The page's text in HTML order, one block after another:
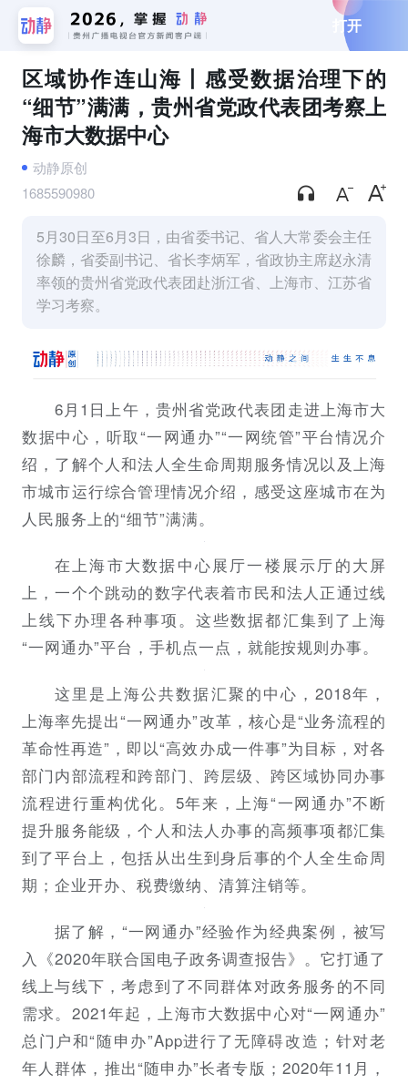
打开
区域协作连山海丨感受数据治理下的
“细节”满满，贵州省党政代表团考察上
海市大数据中心
动静原创
1685590980
5月30日至6月3日，由省委书记、省人大常委会主任
徐麟，省委副书记、省长李炳军，省政协主席赵永清
率领的贵州省党政代表团赴浙江省、上海市、江苏省
学习考察。
6月1日上午，贵州省党政代表团走进上海市大
数据中心，听取“一网通办”“一网统管”平台情况介
绍，了解个人和法人全生命周期服务情况以及上海
市城市运行综合管理情况介绍，感受这座城市在为
人民服务上的“细节”满满。
在上海市大数据中心展厅一楼展示厅的大屏
上，一个个跳动的数字代表着市民和法人正通过线
上线下办理各种事项。这些数据都汇集到了上海
“一网通办”平台，手机点一点，就能按规则办事。
这里是上海公共数据汇聚的中心，2018年，
上海率先提出“一网通办”改革，核心是“业务流程的
革命性再造”，即以“高效办成一件事”为目标，对各
部门内部流程和跨部门、跨层级、跨区域协同办事
流程进行重构优化。5年来，上海“一网通办”不断
提升服务能级，个人和法人办事的高频事项都汇集
到了平台上，包括从出生到身后事的个人全生命周
期；企业开办、税费缴纳、清算注销等。
据了解，“一网通办”经验作为经典案例，被写
入《2020年联合国电子政务调查报告》。它打通了
线上与线下，考虑到了不同群体对政务服务的不同
需求。2021年起，上海市大数据中心对“一网通办”
总门户和“随申办”App进行了无障碍改造；针对老
年人群体，推出“随申办”长者专版；2020年11月，